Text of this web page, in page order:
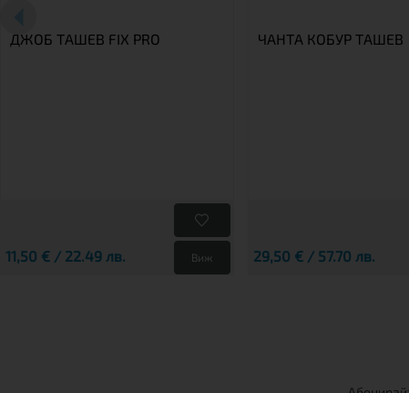
ДЖОБ ТАШЕВ FIX PRO
11,50 € / 22.49 лв. Виж
ЧАНТА КОБУР TАШЕВ
29,50 € / 57.70 лв.